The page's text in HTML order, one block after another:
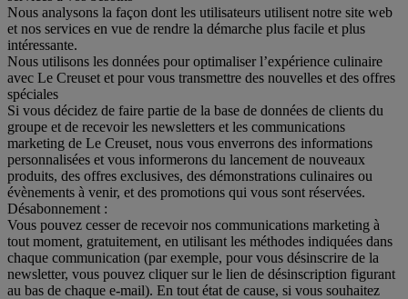
Nous analysons la façon dont les utilisateurs utilisent notre site web
et nos services en vue de rendre la démarche plus facile et plus
intéressante.
Nous utilisons les données pour optimaliser l’expérience culinaire
avec Le Creuset et pour vous transmettre des nouvelles et des offres
spéciales
Si vous décidez de faire partie de la base de données de clients du
groupe et de recevoir les newsletters et les communications
marketing de Le Creuset, nous vous enverrons des informations
personnalisées et vous informerons du lancement de nouveaux
produits, des offres exclusives, des démonstrations culinaires ou
évènements à venir, et des promotions qui vous sont réservées.
Désabonnement :
Vous pouvez cesser de recevoir nos communications marketing à
tout moment, gratuitement, en utilisant les méthodes indiquées dans
chaque communication (par exemple, pour vous désinscrire de la
newsletter, vous pouvez cliquer sur le lien de désinscription figurant
au bas de chaque e-mail). En tout état de cause, si vous souhaitez